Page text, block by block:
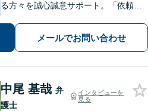
る方々を誠心誠意サポート。「依頼者
女問題／借金問題／相続／企業法務／
刑事事件／交通事故／労働問題など、
メールでお問い合わせ
中尾 基哉 弁
護士
インタビューを
見る